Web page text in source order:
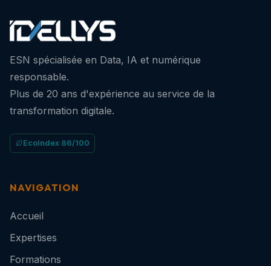
ESN spécialisée en Data, IA et numérique
responsable.
Plus de 20 ans d'expérience au service de la
transformation digitale.
EcoIndex 86/100
NAVIGATION
Accueil
Expertises
Formations